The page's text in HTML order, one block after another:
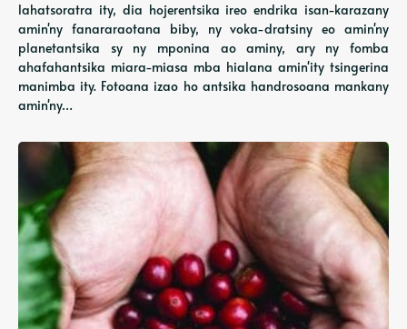
lahatsoratra ity, dia hojerentsika ireo endrika isan-karazany
amin'ny fanararaotana biby, ny voka-dratsiny eo amin'ny
planetantsika sy ny mponina ao aminy, ary ny fomba
ahafahantsika miara-miasa mba hialana amin'ity tsingerina
manimba ity. Fotoana izao ho antsika handrosoana mankany
amin'ny…